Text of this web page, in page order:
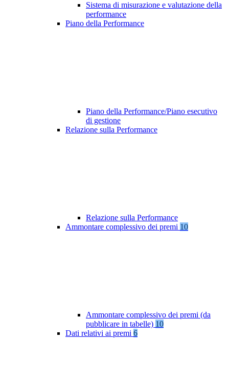
Sistema di misurazione e valutazione della
performance
Piano della Performance
Piano della Performance/Piano esecutivo
di gestione
Relazione sulla Performance
Relazione sulla Performance
Ammontare complessivo dei premi 10
Ammontare complessivo dei premi (da
pubblicare in tabelle) 10
Dati relativi ai premi 6